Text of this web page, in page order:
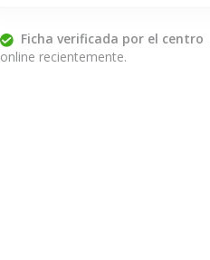
Ficha verificada por el centro
online recientemente.